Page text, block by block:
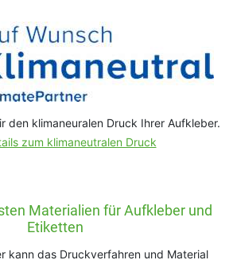
den klimaneuralen Druck Ihrer Aufkleber.
zum klimaneutralen Druck
Materialien für Aufkleber und
Etiketten
kann das Druckverfahren und Material